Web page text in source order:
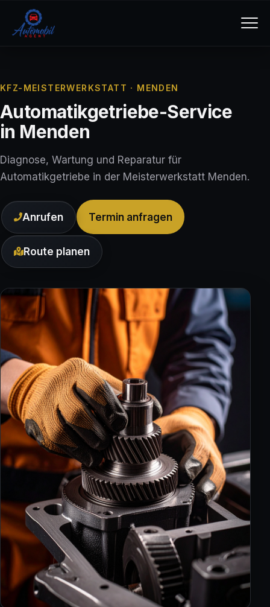
KFZ-MEISTERWERKSTATT · MENDEN
Automatikgetriebe-Service
in Menden
Diagnose, Wartung und Reparatur für
Automatikgetriebe in der Meisterwerkstatt Menden.
Anrufen Termin anfragen
Route planen